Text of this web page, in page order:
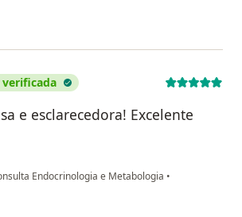
e esclarecedora! Excelente
Endocrinologia e Metabologia •